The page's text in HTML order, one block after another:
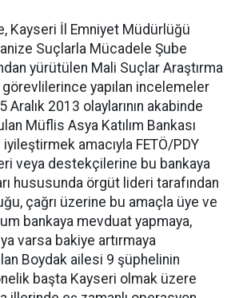
Kayseri İl Emniyet Müdürlüğü
Suçlarla Mücadele Şube
yürütülen Mali Suçlar Araştırma
görevlilerince yapılan incelemeler
2013 olaylarının akabinde
Müflis Asya Katılım Bankası
iyileştirmek amacıyla FETÖ/PDY
veya destekçilerine bu bankaya
hususunda örgüt lideri tarafından
çağrı üzerine bu amaçla üye ve
bankaya mevduat yapmaya,
varsa bakiye artırmaya
Boydak ailesi 9 şüphelinin
başta Kayseri olmak üzere